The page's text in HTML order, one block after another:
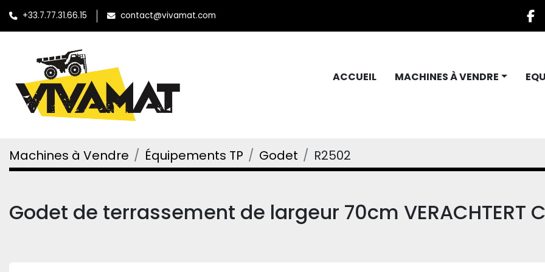
+33.7.77.31.66.15 contact@vivamat.com
ACCUEIL MACHINES À VENDRE
Machines à Vendre Équipements TP Godet R2502
Godet de terrassement de largeur 70cm VERACHTERT